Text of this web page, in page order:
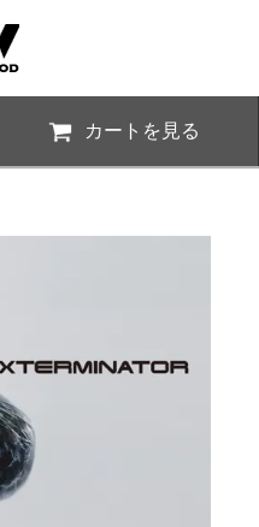
カートを見る